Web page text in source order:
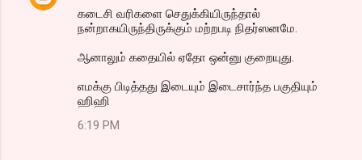
கடைசி வரிகளை செதுக்கியிருந்தால்
நன்றாகயிருந்திருக்கும் மற்றபடி நிதர்ஸனமே.
ஆனாலும் கதையில் ஏதோ ஒன்னு குறையுது.
எமக்கு பிடித்தது இடையும் இடைசார்ந்த பகுதியும்
ஹிஹி
6:19 PM